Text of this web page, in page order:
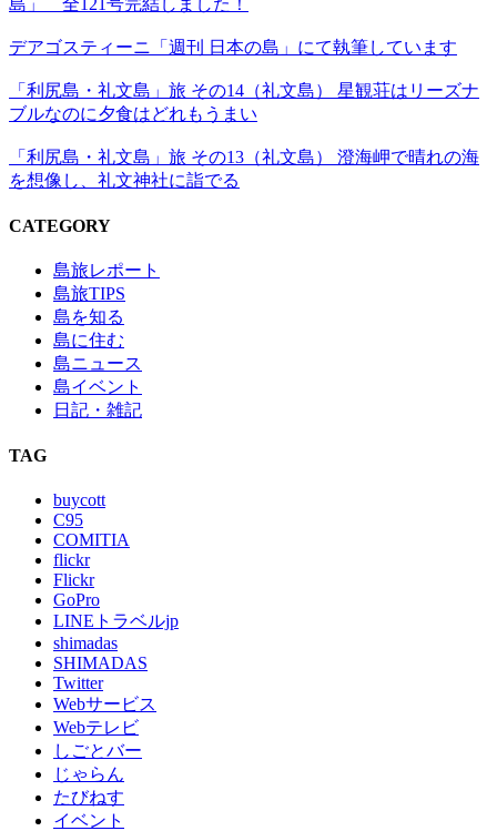
デアゴスティーニ「週刊 日本の島」にて執筆しています
「利尻島・礼文島」旅 その14（礼文島） 星観荘はリーズナ
ブルなのに夕食はどれもうまい
「利尻島・礼文島」旅 その13（礼文島） 澄海岬で晴れの海
を想像し、礼文神社に詣でる
CATEGORY
島旅レポート
島旅TIPS
島を知る
島に住む
島ニュース
島イベント
日記・雑記
TAG
buycott
C95
COMITIA
flickr
Flickr
GoPro
LINEトラベルjp
shimadas
SHIMADAS
Twitter
Webサービス
Webテレビ
しごとバー
じゃらん
たびねす
イベント